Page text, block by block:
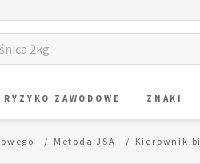
RYZYKO ZAWODOWE ZNAKI
Metoda JSA Kierownik